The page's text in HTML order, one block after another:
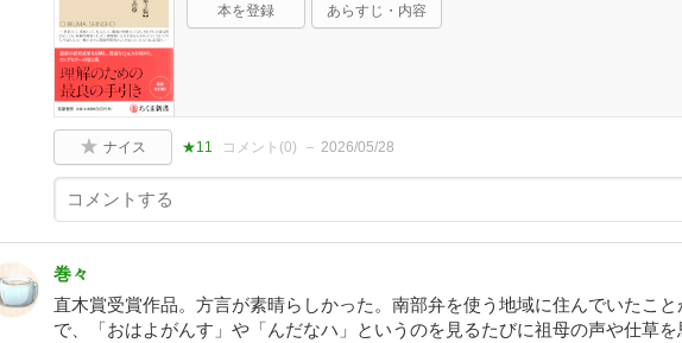
本を登録 あらすじ・内容
ナイス ★11 コメント(0) 2026/05/28
巻々
直木賞受賞作品。方言が素晴らしかった。南部弁を使う地域に住んでいたこと
で、「おはよがんす」や「んだなハ」というのを見るたびに祖母の声や仕草を